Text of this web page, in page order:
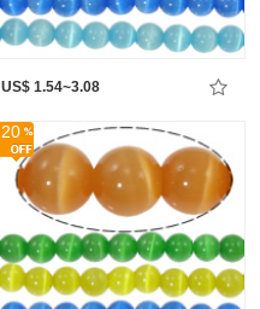
US$ 1.54~3.08
20